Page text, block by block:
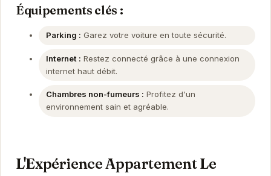
Équipements clés :
Parking : Garez votre voiture en toute sécurité.
Internet : Restez connecté grâce à une connexion
internet haut débit.
Chambres non-fumeurs : Profitez d'un
environnement sain et agréable.
L'Expérience Appartement Le